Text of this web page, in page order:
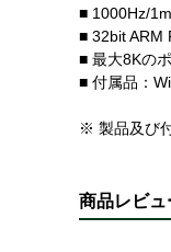
■ 1000Hz/
■ 32bit ARM
■ 最大8Kの
■ 付属品：
※ 製品及び
商品レビュ